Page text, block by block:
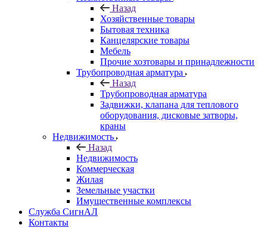
Назад
Хозяйственные товары
Бытовая техника
Канцелярские товары
Мебель
Прочие хозтовары и принадлежности
Трубопроводная арматура
Назад
Трубопроводная арматура
Задвижки, клапана для теплового
оборудования, дисковые затворы,
краны
Недвижимость
Назад
Недвижимость
Коммерческая
Жилая
Земельные участки
Имущественные комплексы
Служба СигнАЛ
Контакты